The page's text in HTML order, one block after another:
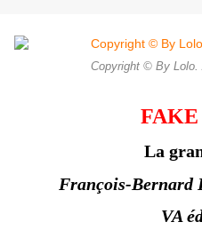
Copyright © By Lolo.
FAKE
La
François-Bernard
VA